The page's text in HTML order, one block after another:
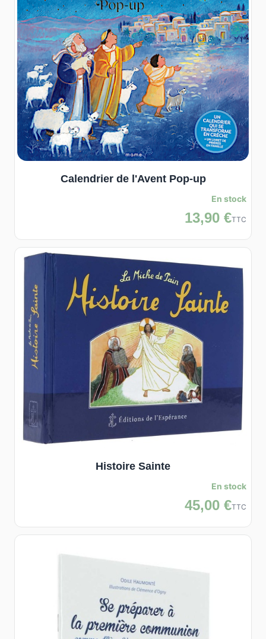
Calendrier de l'Avent Pop-up
En stock
13,90 €TTC
Histoire Sainte
En stock
45,00 €TTC